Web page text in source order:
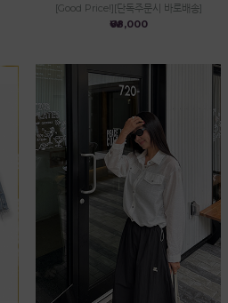
[Good Price!][단독주문시 바로배송]
₩68,000